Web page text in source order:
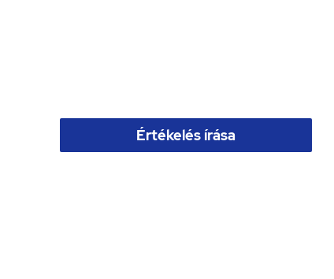
Értékelés írása